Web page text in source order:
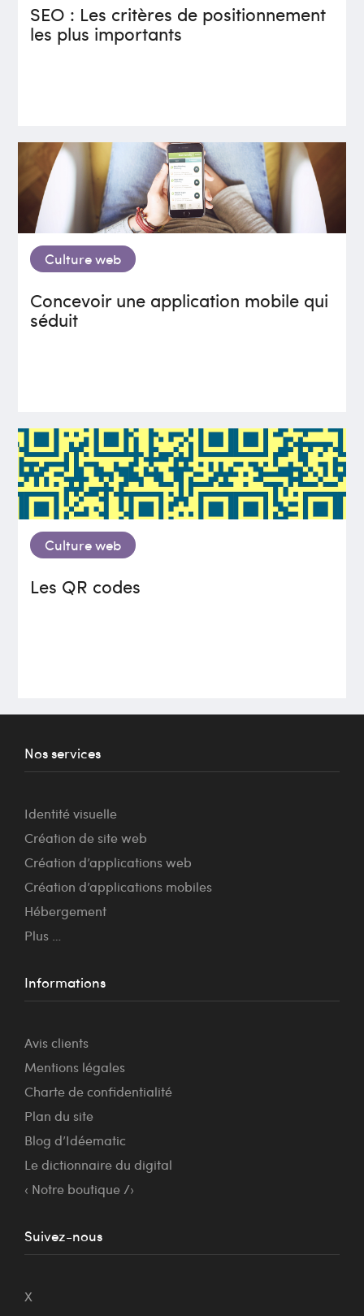
SEO : Les critères de positionnement
les plus importants
Culture web
Concevoir une application mobile qui
séduit
Culture web
Les QR codes
Nos services
Identité visuelle
Création de site web
Création d’applications web
Création d’applications mobiles
Hébergement
Plus …
Informations
Avis clients
Mentions légales
Charte de confidentialité
Plan du site
Blog d’Idéematic
Le dictionnaire du digital
‹ Notre boutique /›
Suivez-nous
X